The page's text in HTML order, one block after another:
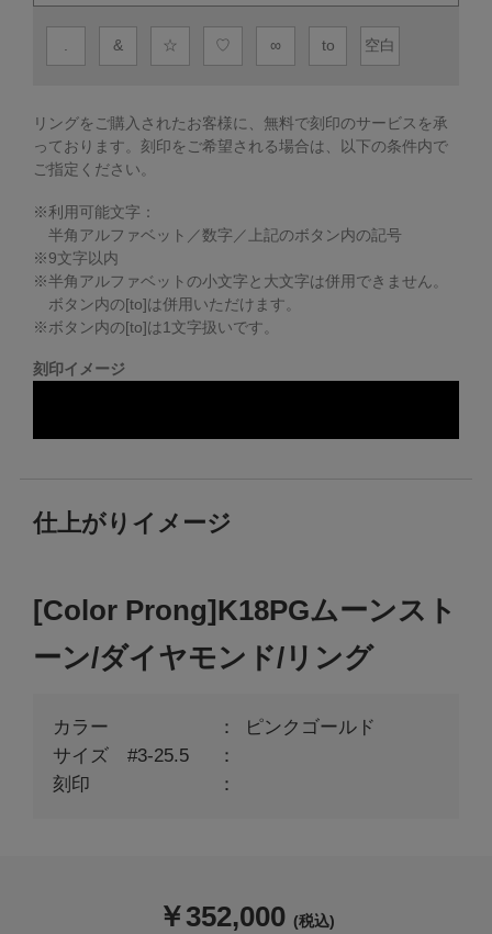
. & ☆ ♡ ∞ to 空白
リングをご購入されたお客様に、無料で刻印のサービスを承
っております。 刻印をご希望される場合は、以下の条件内で
ご指定ください。
※利用可能文字：
半角アルファベット／数字／上記のボタン内の記号
※9文字以内
※半角アルファベットの小文字と大文字は併用できません。
ボタン内の[to]は併用いただけます。
※ボタン内の[to]は1文字扱いです。
刻印イメージ
仕上がりイメージ
[Color Prong]K18PGムーンスト
ーン/ダイヤモンド/リング
カラー
ピンクゴールド
サイズ #3-25.5
刻印
￥352,000 (税込)